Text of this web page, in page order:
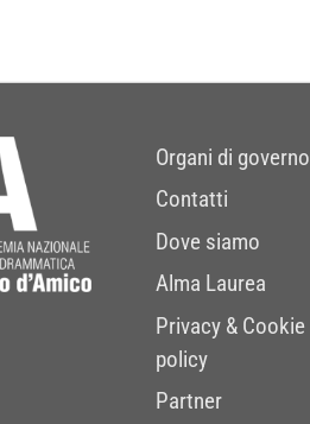
Organi di governo
Contatti
Dove siamo
Alma Laurea
Privacy & Cookie
policy
Partner